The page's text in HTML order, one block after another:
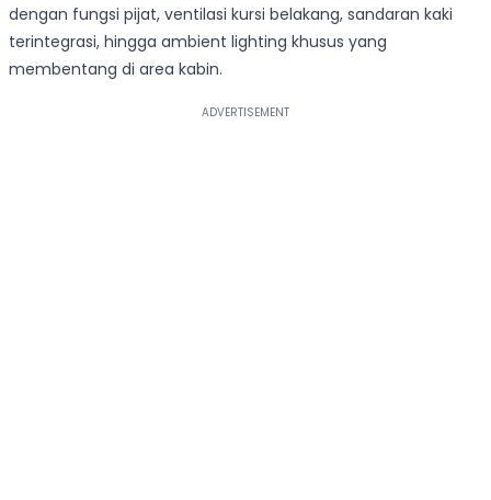
dengan fungsi pijat, ventilasi kursi belakang, sandaran kaki
terintegrasi, hingga ambient lighting khusus yang
membentang di area kabin.